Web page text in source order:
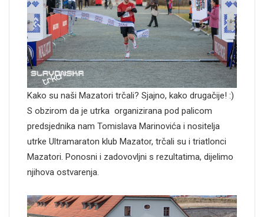
Kako su naši Mazatori trčali? Sjajno, kako drugačije! :)
S obzirom da je utrka organizirana pod palicom
predsjednika nam Tomislava Marinovića i nositelja
utrke Ultramaraton klub Mazator, trčali su i triatlonci
Mazatori. Ponosni i zadovovljni s rezultatima, dijelimo
njihova ostvarenja.